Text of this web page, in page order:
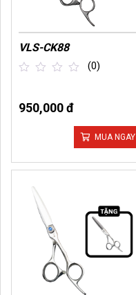
VLS-CK88
of
5
(0)
950,000 đ
MUA NGAY